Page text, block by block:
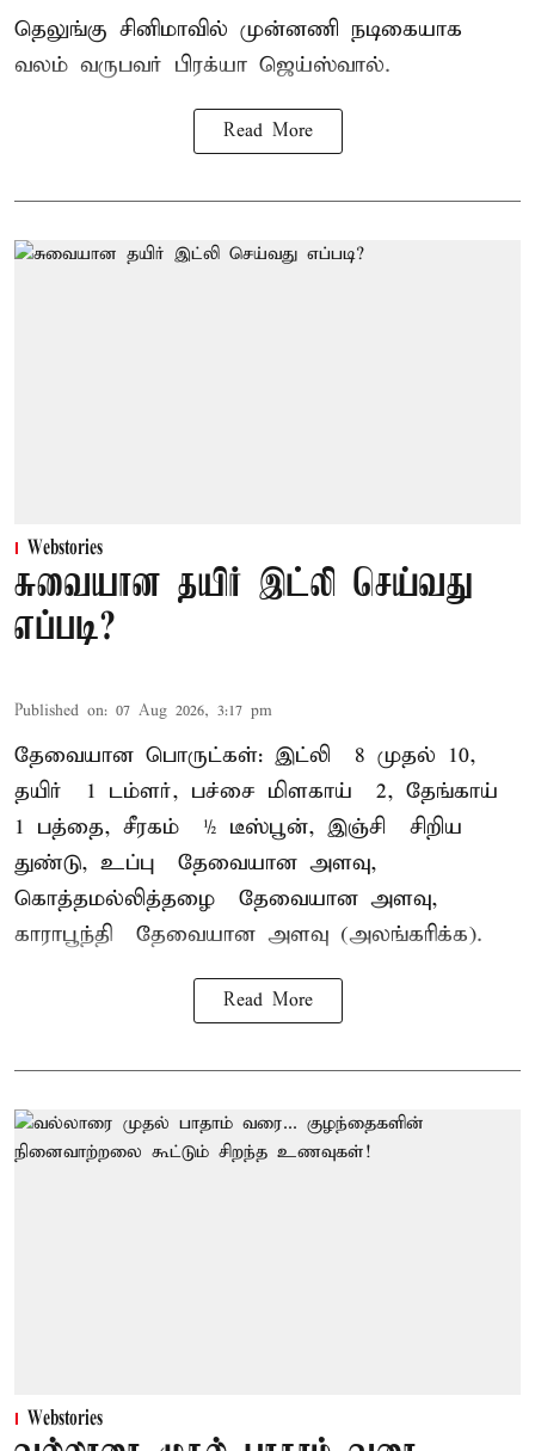
தெலுங்கு சினிமாவில் முன்னணி நடிகையாக
வலம் வருபவர் பிரக்யா ஜெய்ஸ்வால்.
Read More
Webstories
சுவையான தயிர் இட்லி செய்வது
எப்படி?
Published on: 07 Aug 2026, 3:17 pm
தேவையான பொருட்கள்: இட்லி – 8 முதல் 10,
தயிர் – 1 டம்ளர், பச்சை மிளகாய் – 2, தேங்காய் –
1 பத்தை, சீரகம் – ½ டீஸ்பூன், இஞ்சி – சிறிய
துண்டு, உப்பு – தேவையான அளவு,
கொத்தமல்லித்தழை – தேவையான அளவு,
காராபூந்தி – தேவையான அளவு (அலங்கரிக்க).
Read More
Webstories